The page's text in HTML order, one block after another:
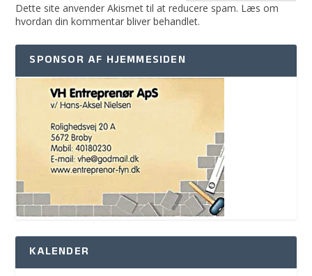
Dette site anvender Akismet til at reducere spam. Læs om
hvordan din kommentar bliver behandlet.
SPONSOR AF HJEMMESIDEN
KALENDER